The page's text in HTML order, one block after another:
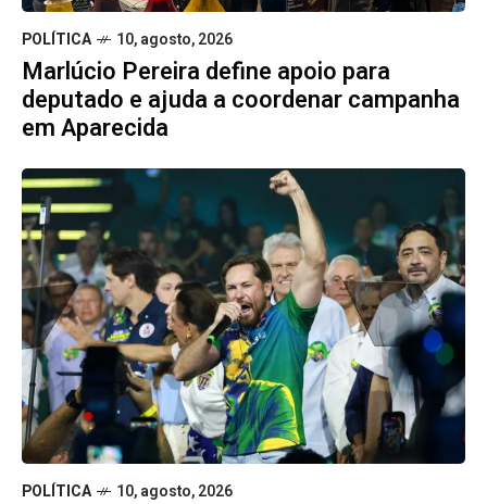
POLÍTICA 10, agosto, 2026
Marlúcio Pereira define apoio para
deputado e ajuda a coordenar campanha
em Aparecida
POLÍTICA 10, agosto, 2026